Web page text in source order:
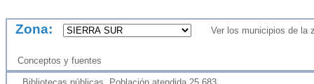
Zona: Ver los municipios de la
Conceptos y fuentes